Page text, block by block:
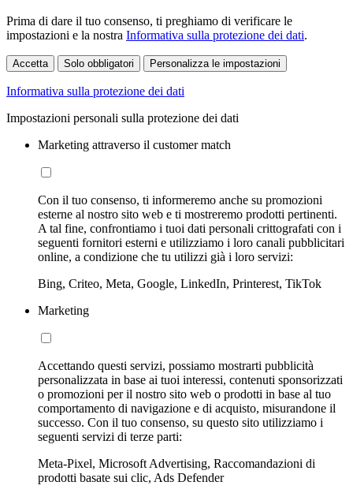
Prima di dare il tuo consenso, ti preghiamo di verificare le
impostazioni e la nostra Informativa sulla protezione dei dati.
Accetta Solo obbligatori Personalizza le impostazioni
Informativa sulla protezione dei dati
Impostazioni personali sulla protezione dei dati
Marketing attraverso il customer match
Con il tuo consenso, ti informeremo anche su promozioni
esterne al nostro sito web e ti mostreremo prodotti pertinenti.
A tal fine, confrontiamo i tuoi dati personali crittografati con i
seguenti fornitori esterni e utilizziamo i loro canali pubblicitari
online, a condizione che tu utilizzi già i loro servizi:
Bing, Criteo, Meta, Google, LinkedIn, Printerest, TikTok
Marketing
Accettando questi servizi, possiamo mostrarti pubblicità
personalizzata in base ai tuoi interessi, contenuti sponsorizzati
o promozioni per il nostro sito web o prodotti in base al tuo
comportamento di navigazione e di acquisto, misurandone il
successo. Con il tuo consenso, su questo sito utilizziamo i
seguenti servizi di terze parti:
Meta-Pixel, Microsoft Advertising, Raccomandazioni di
prodotti basate sui clic, Ads Defender